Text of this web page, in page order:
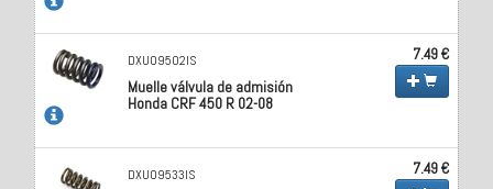
DXU09502IS
Muelle válvula de admisión
Honda CRF 450 R 02-08
7.49 €
DXU09533IS 7.49 €